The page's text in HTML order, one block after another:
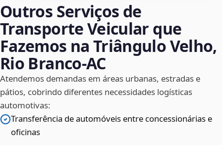
Outros Serviços de
Transporte Veicular que
Fazemos na Triângulo Velho,
Rio Branco‑AC
Atendemos demandas em áreas urbanas, estradas e
pátios, cobrindo diferentes necessidades logísticas
automotivas:
Transferência de automóveis entre concessionárias e
oficinas